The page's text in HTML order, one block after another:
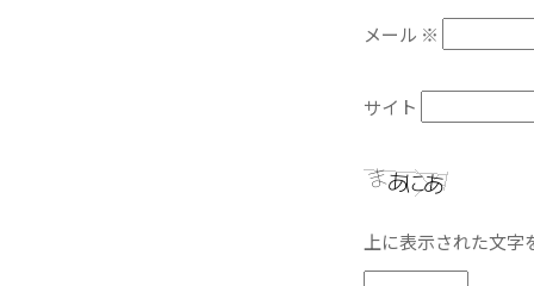
メール ※
サイト
上に表示された文字